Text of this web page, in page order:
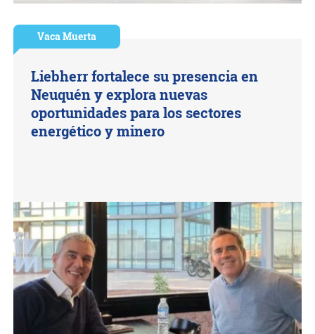
Vaca Muerta
Liebherr fortalece su presencia en
Neuquén y explora nuevas
oportunidades para los sectores
energético y minero